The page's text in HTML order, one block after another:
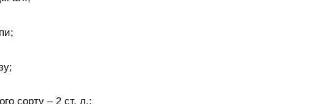
сорту – 2 ст. л.;